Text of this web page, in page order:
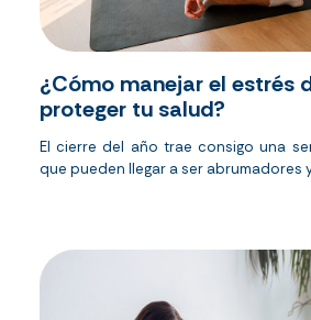
¿Cómo manejar el estrés
proteger tu salud?
El cierre del año trae consigo una
que pueden llegar a ser abrumadores